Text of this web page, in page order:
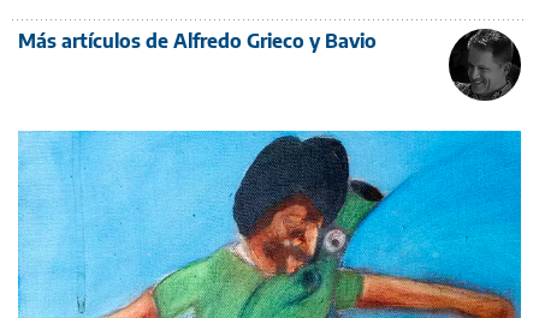
Más artículos de Alfredo Grieco y Bavio